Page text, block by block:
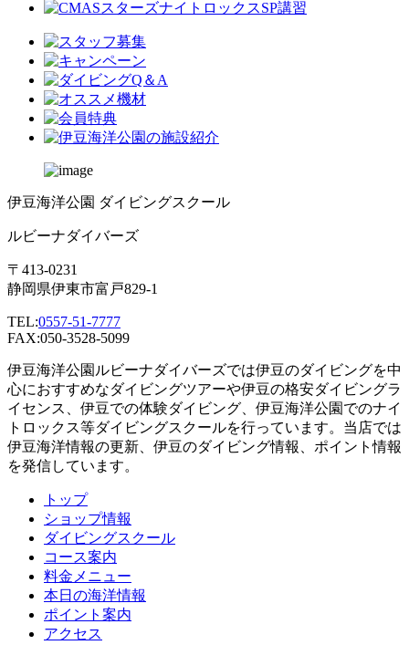
伊豆海洋公園 ダイビングスクール
ルビーナダイバーズ
〒413-0231
静岡県伊東市富戸829-1
TEL:0557-51-7777
FAX:050-3528-5099
伊豆海洋公園ルビーナダイバーズでは伊豆のダイビングを中
心におすすめなダイビングツアーや伊豆の格安ダイビングラ
イセンス、伊豆での体験ダイビング、伊豆海洋公園でのナイ
トロックス等ダイビングスクールを行っています。当店では
伊豆海洋情報の更新、伊豆のダイビング情報、ポイント情報
を発信しています。
トップ
ショップ情報
ダイビングスクール
コース案内
料金メニュー
本日の海洋情報
ポイント案内
アクセス